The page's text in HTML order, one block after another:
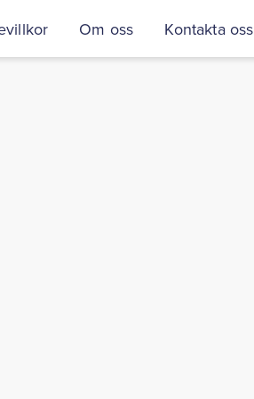
Om oss Kontakta oss